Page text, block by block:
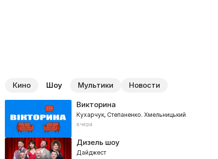
Кино Шоу Мультики Новости
Викторина
Кухарчук, Степаненко. Хмельницький
вчера
Дизель шоу
Дайджест